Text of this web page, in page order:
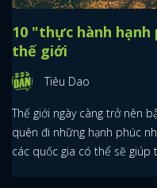
10 "thực hành
thế giới
Tiêu Dao
Thế giới ngày càng trở nên
quên đi những hạnh phúc
các quốc gia có thể sẽ giúp